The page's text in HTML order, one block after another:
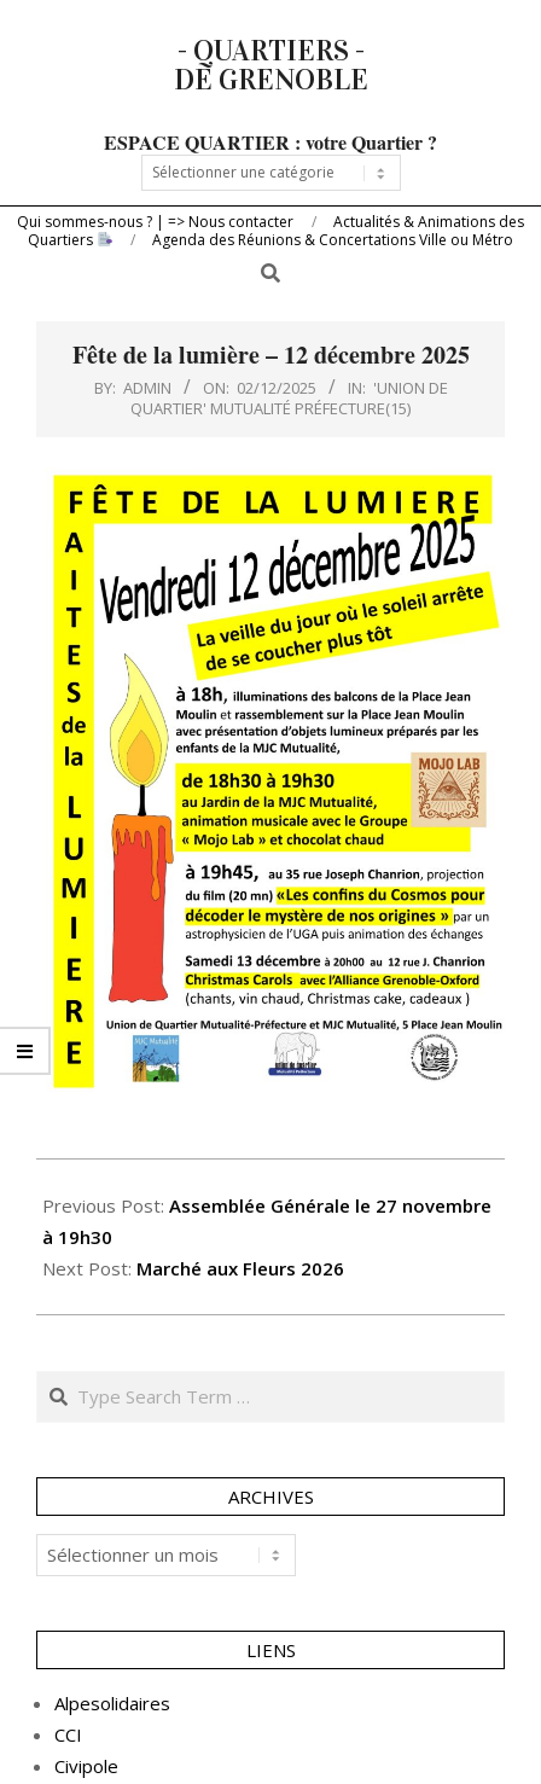
- QUARTIERS -
DE GRENOBLE
Menu
ESPACE QUARTIER : votre Quartier ?
ESPACE
QUARTIER
:
votre
Quartier
Qui sommes-nous ? | => Nous contacter
Actualités & Animations des
Quartiers
Agenda des Réunions & Concertations Ville ou Métro
Search
Fête de la lumière – 12 décembre 2025
BY: ADMIN ON: 02/12/2025 IN: 'UNION DE
QUARTIER' MUTUALITÉ PRÉFECTURE(15)
12-
02
Previous Post: Assemblée Générale le 27 novembre
à 19h30
Next Post: Marché aux Fleurs 2026
Search
ARCHIVES
Archives
LIENS
Alpesolidaires
CCI
Civipole